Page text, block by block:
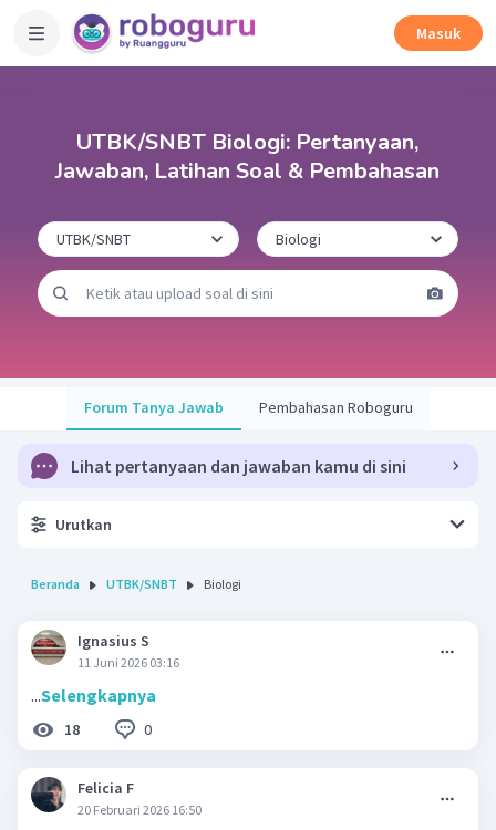
Masuk
UTBK/SNBT Biologi: Pertanyaan,
Jawaban, Latihan Soal & Pembahasan
Forum Tanya Jawab Pembahasan Roboguru
Lihat pertanyaan dan jawaban kamu di sini
Urutkan
Beranda UTBK/SNBT Biologi
Ignasius S
11 Juni 2026 03:16
...Selengkapnya
18 0
Felicia F
20 Februari 2026 16:50